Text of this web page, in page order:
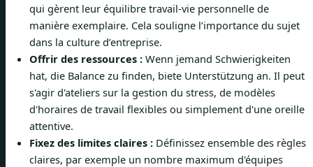
qui gèrent leur équilibre travail-vie personnelle de
manière exemplaire. Cela souligne l’importance du sujet
dans la culture d’entreprise.
Offrir des ressources : Wenn jemand Schwierigkeiten
hat, die Balance zu finden, biete Unterstützung an. Il peut
s'agir d'ateliers sur la gestion du stress, de modèles
d'horaires de travail flexibles ou simplement d'une oreille
attentive.
Fixez des limites claires : Définissez ensemble des règles
claires, par exemple un nombre maximum d'équipes